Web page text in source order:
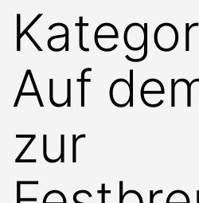
Auf
zur